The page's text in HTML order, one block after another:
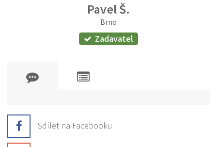
Pavel Š.
Brno
Zadavatel
Sdílet na Facebooku